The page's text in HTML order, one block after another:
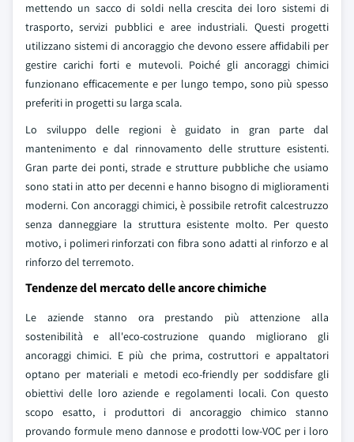
mettendo un sacco di soldi nella crescita dei loro sistemi di
trasporto, servizi pubblici e aree industriali. Questi progetti
utilizzano sistemi di ancoraggio che devono essere affidabili per
gestire carichi forti e mutevoli. Poiché gli ancoraggi chimici
funzionano efficacemente e per lungo tempo, sono più spesso
preferiti in progetti su larga scala.
Lo sviluppo delle regioni è guidato in gran parte dal
mantenimento e dal rinnovamento delle strutture esistenti.
Gran parte dei ponti, strade e strutture pubbliche che usiamo
sono stati in atto per decenni e hanno bisogno di miglioramenti
moderni. Con ancoraggi chimici, è possibile retrofit calcestruzzo
senza danneggiare la struttura esistente molto. Per questo
motivo, i polimeri rinforzati con fibra sono adatti al rinforzo e al
rinforzo del terremoto.
Tendenze del mercato delle ancore chimiche
Le aziende stanno ora prestando più attenzione alla
sostenibilità e all'eco-costruzione quando migliorano gli
ancoraggi chimici. E più che prima, costruttori e appaltatori
optano per materiali e metodi eco-friendly per soddisfare gli
obiettivi delle loro aziende e regolamenti locali. Con questo
scopo esatto, i produttori di ancoraggio chimico stanno
provando formule meno dannose e prodotti low-VOC per i loro